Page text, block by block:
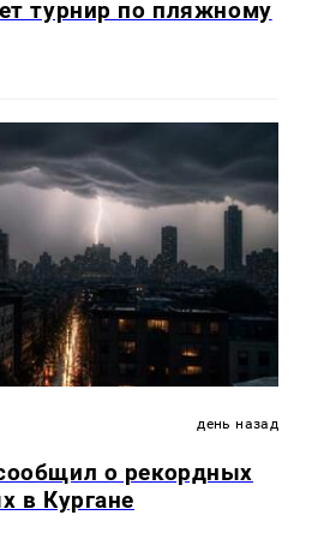
турнир по пляжному
день назад
о рекордных
в Кургане